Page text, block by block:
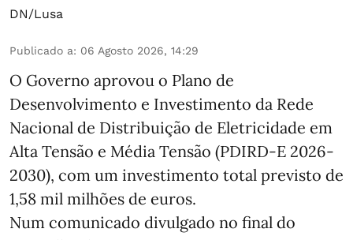
DN/Lusa
Publicado a: 06 Agosto 2026, 14:29
O Governo aprovou o Plano de
Desenvolvimento e Investimento da Rede
Nacional de Distribuição de Eletricidade em
Alta Tensão e Média Tensão (PDIRD-E 2026-
2030), com um investimento total previsto de
1,58 mil milhões de euros.
Num comunicado divulgado no final do